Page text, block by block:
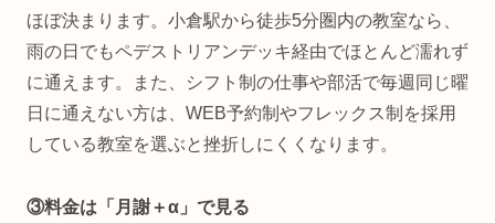
ほぼ決まります。小倉駅から徒歩5分圏内の教室なら、
雨の日でもペデストリアンデッキ経由でほとんど濡れず
に通えます。また、シフト制の仕事や部活で毎週同じ曜
日に通えない方は、WEB予約制やフレックス制を採用
している教室を選ぶと挫折しにくくなります。
③料金は「月謝＋α」で見る